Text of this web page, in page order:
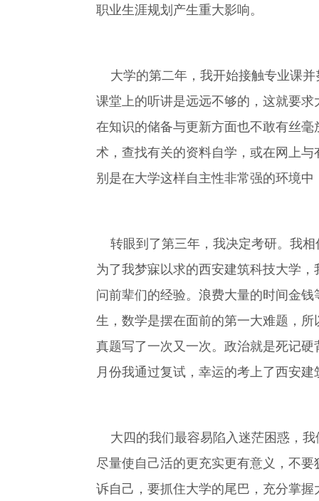
职业生涯规划产生重大影响。
大学的第二年，我开始接触专业课并
课堂上的听讲是远远不够的，这就要
在知识的储备与更新方面也不敢有丝
术，查找有关的资料自学，或在网上
别是在大学这样自主性非常强的环境
转眼到了第三年，我决定考研。我相
为了我梦寐以求的西安建筑科技大学
问前辈们的经验。浪费大量的时间金
生，数学是摆在面前的第一大难题，
真题写了一次又一次。政治就是死记
月份我通过复试，幸运的考上了西安
大四的我们最容易陷入迷茫困惑，我
尽量使自己活的更充实更有意义，不
诉自己，要抓住大学的尾巴，充分掌